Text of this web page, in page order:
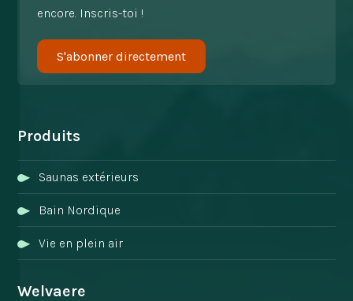
encore. Inscris-toi !
S'abonner directement
Produits
Saunas extérieurs
Bain Nordique
Vie en plein air
Welvaere